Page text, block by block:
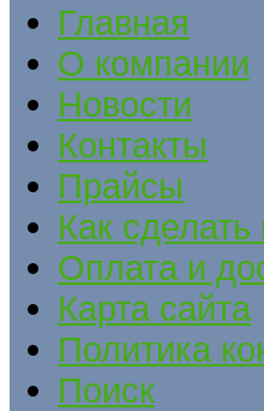
Главная
О компании
Новости
Контакты
Прайсы
Как сделать
Оплата и
Карта сайта
Политика
Поиск